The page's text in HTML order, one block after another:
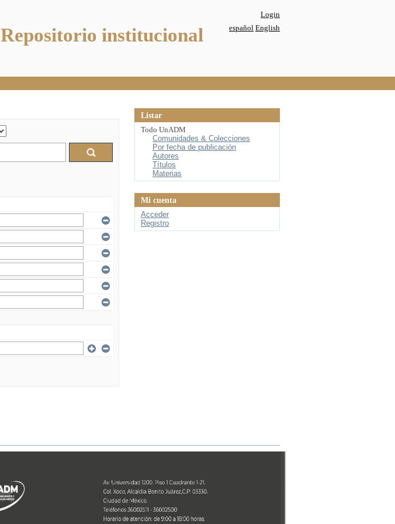
Repositorio institucional
Login
español English
Listar
Todo UnADM
Comunidades & Colecciones
Por fecha de publicación
Autores
Títulos
Materias
Mi cuenta
Acceder
Registro